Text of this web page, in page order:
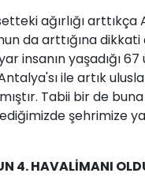
ağırlığı
da arttığına
insanın yaşadığı
ile artık
Tabii bir de
şehrimize
4. HAVALİMANI